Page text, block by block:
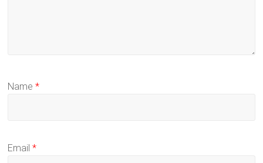
Name*
Email*